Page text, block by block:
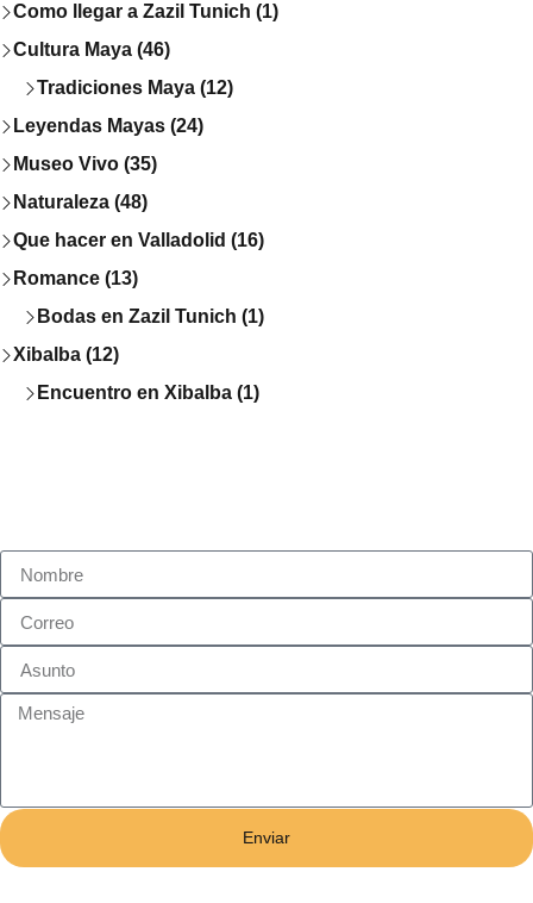
Como llegar a Zazil Tunich (1)
Cultura Maya (46)
Tradiciones Maya (12)
Leyendas Mayas (24)
Museo Vivo (35)
Naturaleza (48)
Que hacer en Valladolid (16)
Romance (13)
Bodas en Zazil Tunich (1)
Xibalba (12)
Encuentro en Xibalba (1)
Enviar